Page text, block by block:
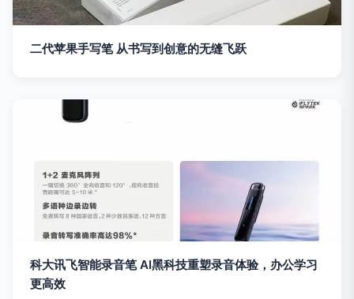
二代苹果手写笔 从书写到创意的无缝飞跃
科大讯飞智能录音笔 AI黑科技重塑录音体验，办公学习
更高效